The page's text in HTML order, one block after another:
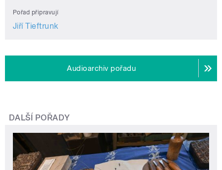
Pořad připravují
Jiří Tieftrunk
Audioarchiv pořadu
DALŠÍ POŘADY